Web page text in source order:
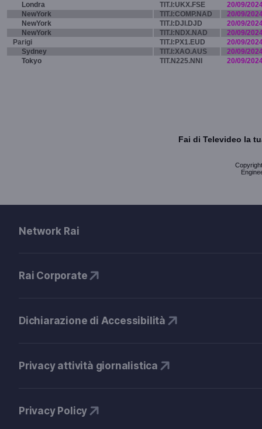
Londra
TIT.I:UKX.FSE
20/09/
NewYork
TIT.I:COMP.NAD
20/09/
NewYork
TIT.I:DJI.DJD
20/09/
NewYork
TIT.I:NDX.NAD
20/09/
Parigi
TIT.I:PX1.EUD
20/09/
Sydney
TIT.I:XAO.AUS
20/09/
Tokyo
TIT.N225.NNI 20/09/
Fai di Televideo la